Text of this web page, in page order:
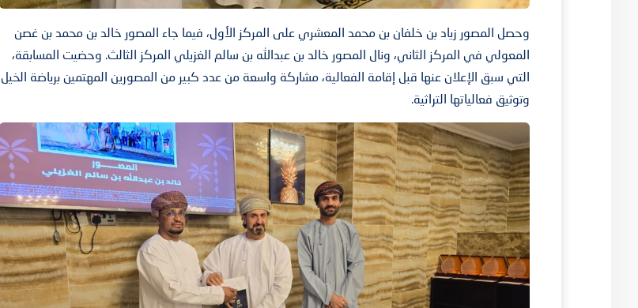
وحصل المصور زياد بن خلفان بن محمد المعشري على المركز الأول، فيما جاء المصور خالد بن محمد بن غصن
المعولي في المركز الثاني، ونال المصور خالد بن عبدالله بن سالم الغزيلي المركز الثالث. وحضيت المسابقة،
التي سبق الإعلان عنها قبل إقامة الفعالية، مشاركة واسعة من عدد كبير من المصورين المهتمين برياضة الخيل
وتوثيق فعالياتها التراثية.